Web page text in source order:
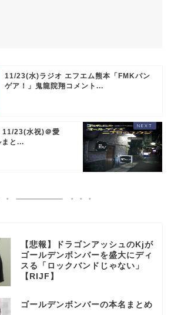
11/23(水)ラジオ エフエム熊本「FMKパン
ゲア！」鬼龍院翔コメント...
11/23(水祝)＠愛
まと...
【悲報】ドラゴンアッシュのKjが
ゴールデンボンバーを盛大にディ
スる「ロックバンドじゃない」
【RIJF】
ゴールデンボンバーの本名まとめ